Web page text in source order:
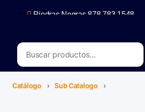
Piedras Negras 878 783 1548
Catálogo › Sub Catalogo ›